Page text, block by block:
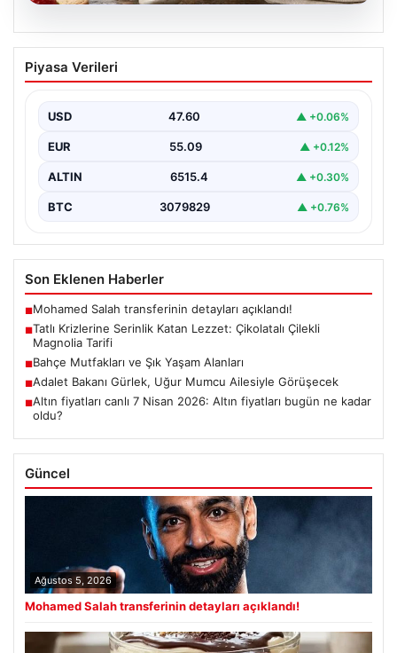
05.08.2026
Tatlı Krizlerine Serinlik Katan Lezzet:
Çikolatalı Çilekli Magnolia Tarifi
severlerin favorisi haline gelen günümüzün popüler
tatlılarından…
Piyasa Verileri
USD 47.60 ▲ +0.06%
EUR 55.09 ▲ +0.12%
ALTIN 6515.4 ▲ +0.30%
BTC 3079829 ▲ +0.76%
Son Eklenen Haberler
■Mohamed Salah transferinin detayları açıklandı!
■Tatlı Krizlerine Serinlik Katan Lezzet: Çikolatalı Çilekli
Magnolia Tarifi
■Bahçe Mutfakları ve Şık Yaşam Alanları
■Adalet Bakanı Gürlek, Uğur Mumcu Ailesiyle Görüşecek
■Altın fiyatları canlı 7 Nisan 2026: Altın fiyatları bugün ne kadar
oldu?
Güncel
Ağustos 5, 2026
Mohamed Salah transferinin detayları açıklandı!